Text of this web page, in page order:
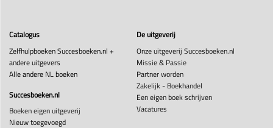
Catalogus
Zelfhulpboeken Succesboeken.nl +
andere uitgevers
Alle andere NL boeken
Succesboeken.nl
Boeken eigen uitgeverij
Nieuw toegevoegd
De uitgeverij
Onze uitgeverij Succesboeken.nl
Missie & Passie
Partner worden
Zakelijk - Boekhandel
Een eigen boek schrijven
Vacatures